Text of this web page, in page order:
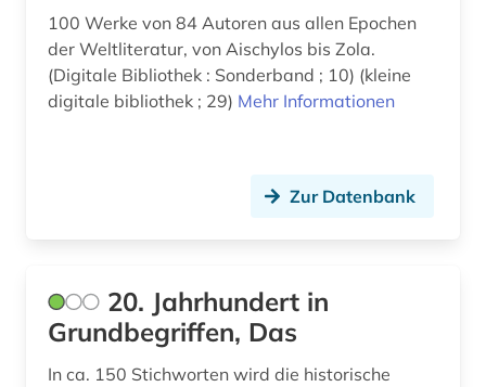
arthur (1)
artikel (1)
asien-afrika-wissenschaft (2)
Oesterreich (8)
Osmanisches Reich (6)
Ostasien (5)
Palaestina (3)
Portugal (1)
Rumänien (4)
100 Werke von 84 Autoren aus allen Epochen
der Weltliteratur, von Aischylos bis Zola.
(Digitale Bibliothek : Sonderband ; 10) (kleine
digitale bibliothek ; 29) Mehr Informationen
Zur Datenbank
20. Jahrhundert in
Grundbegriffen, Das
In ca. 150 Stichworten wird die historische